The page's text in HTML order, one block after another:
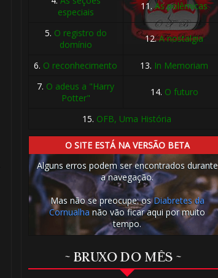
especiais
11.As polêmicas
5. O registro do
domínio
12.A nostalgia
6. O reconhecimento 13. In Memoriam
7. O adeus a "Harry
Potter"
14. O futuro
15. OFB, Uma História
O SITE ESTÁ NA VERSÃO BETA
Alguns erros podem ser encontrados durante
a navegação.
Mas não se preocupe: osDiabretes da
Cornualha não vão ficar aqui por muito
tempo.
~ BRUXO DO MÊS ~